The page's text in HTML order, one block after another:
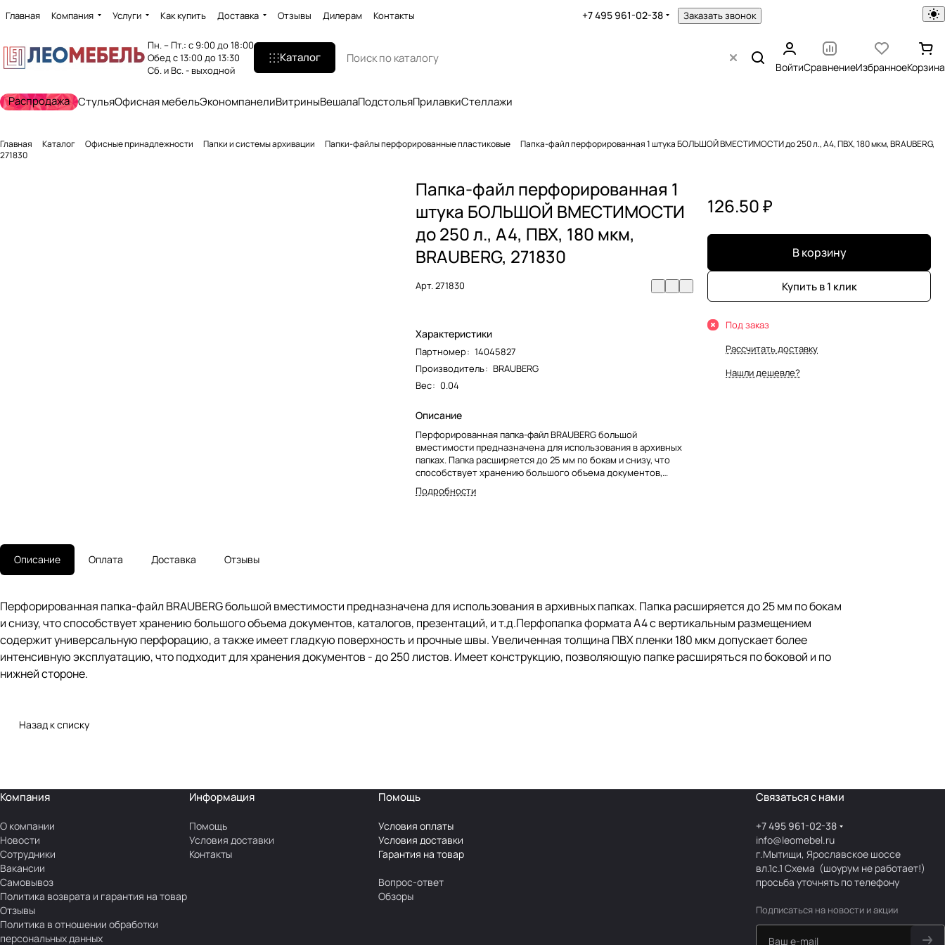
Главная Компания Услуги Как купить Доставка Отзывы Дилерам Контакты +7 495 961-02-38 Заказать звонок
Пн. – Пт.: с 9:00 до 18:00
Обед с 13:00 до 13:30
Сб. и Вс. - выходной
Каталог
ВойтиСравнениеИзбранноеКорзина
Распродажа СтульяОфисная мебельЭкономпанелиВитриныВешалаПодстольяПрилавкиСтеллажи
Главная Каталог Офисные принадлежности Папки и системы архивации Папки-файлы перфорированные пластиковые
Папка-файл перфорированная 1 штука БОЛЬШОЙ ВМЕСТИМОСТИ до 250 л., A4, ПВХ, 180 мкм, BRAUBERG,
271830
Папка-файл перфорированная 1
штука БОЛЬШОЙ ВМЕСТИМОСТИ
до 250 л., A4, ПВХ, 180 мкм,
BRAUBERG, 271830
Арт.271830
Характеристики
Партномер: 14045827
Производитель: BRAUBERG
Вес: 0.04
Описание
Перфорированная папка-файл BRAUBERG большой
вместимости предназначена для использования в архивных
папках. Папка расширяется до 25 мм по бокам и снизу, что
способствует хранению большого объема документов,
каталогов, презентаций, и т.д.Перфопапка формата А4 с
вертикальным размещением содержит универсальную
Подробности
126.50 ₽
В корзину
Купить в 1 клик
Под заказ
Рассчитать доставку
Нашли дешевле?
Описание Оплата Доставка Отзывы
Перфорированная папка-файл BRAUBERG большой вместимости предназначена для использования в архивных папках. Папка расширяется до 25 мм по бокам
и снизу, что способствует хранению большого объема документов, каталогов, презентаций, и т.д.Перфопапка формата А4 с вертикальным размещением
содержит универсальную перфорацию, а также имеет гладкую поверхность и прочные швы. Увеличенная толщина ПВХ пленки 180 мкм допускает более
интенсивную эксплуатацию, что подходит для хранения документов - до 250 листов. Имеет конструкцию, позволяющую папке расширяться по боковой и по
нижней стороне.
Назад к списку
Компания
О компании
Новости
Сотрудники
Вакансии
Самовывоз
Политика возврата и гарантия на товар
Отзывы
Политика в отношении обработки
персональных данных
Информация
Помощь
Условия доставки
Контакты
Помощь
Условия оплаты
Условия доставки
Гарантия на товар
Вопрос-ответ
Обзоры
Связаться с нами
+7 495 961-02-38
info@leomebel.ru
г.Мытищи, Ярославское шоссе
вл.1с.1Схема (шоурум не работает!)
просьба уточнять по телефону
Подписаться на новости и акции